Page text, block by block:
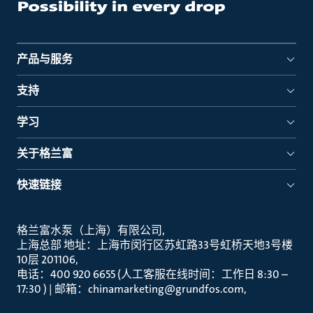
产品与服务
支持
学习
关于格兰富
快速链接
格兰富水泵（上海）有限公司
上海总部 地址：上海市闵行区苏虹路33号虹桥天地3号楼
10层 201106
电话：400 920 6655 (人工客服在线时间：工作日 8:30 –
17:30 ) | 邮箱：chinamarketing@grundfos.com